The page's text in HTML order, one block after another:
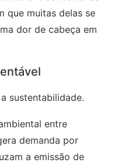
que muitas delas se
dor de cabeça em
sustentabilidade.
entre
demanda por
a emissão de